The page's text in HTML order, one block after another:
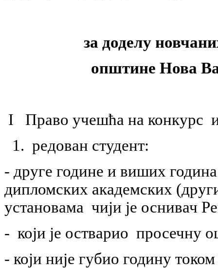
за доделу
општине Нова
I Право учешћа на конкурс
1. редован студент:
- друге године и виших
дипломских академских
установама чији је оснивач
- који је остварио просечну
- који није губио годину током